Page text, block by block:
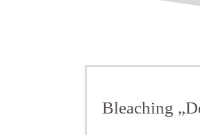
Bleaching